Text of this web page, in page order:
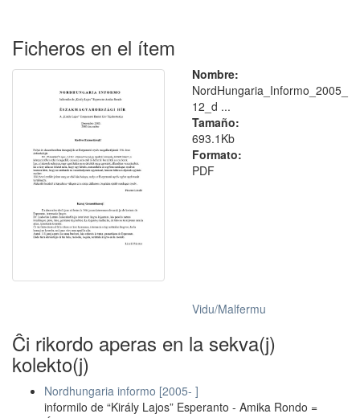
Ficheros en el ítem
Nombre:
NordHungaria_Informo_2005_
12_d ...
Tamaño:
693.1Kb
Formato:
PDF
Vidu/Malfermu
Ĉi rikordo aperas en la sekva(j)
kolekto(j)
Nordhungaria informo [2005- ]
informilo de “Király Lajos” Esperanto - Amika Rondo =